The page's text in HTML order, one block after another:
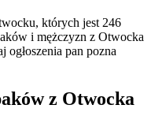
których jest 246
i mężczyzn z Otwocka
ogłoszenia pan pozna
z Otwocka